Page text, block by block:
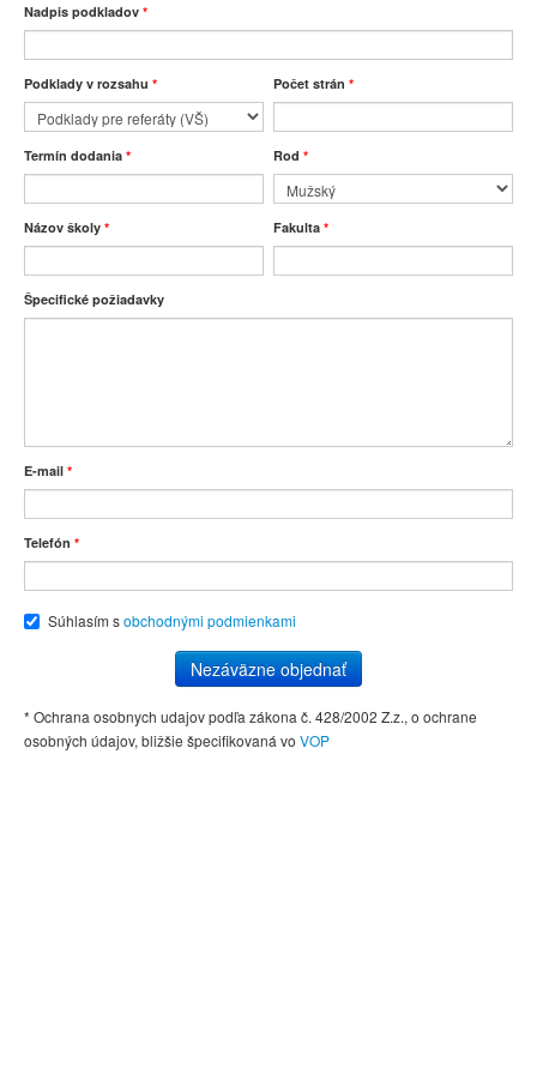
Nadpis podkladov *
Podklady v rozsahu * Počet strán*
Termín dodania * Rod*
Názov školy * Fakulta*
Špecifické požiadavky
E-mail *
Telefón *
Súhlasím sobchodnými podmienkami
Nezáväzne objednať
* Ochrana osobnych udajov podľa zákona č. 428/2002 Z.z., o ochrane
osobných údajov, bližšie špecifikovaná vo VOP